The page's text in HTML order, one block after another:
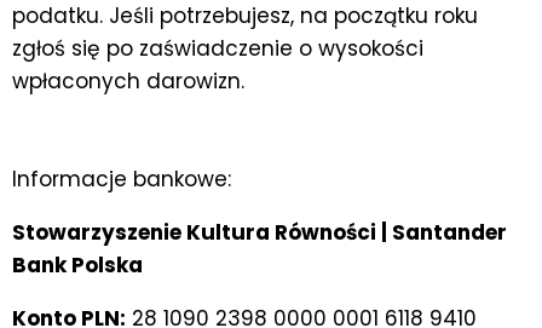
podatku. Jeśli potrzebujesz, na początku roku
zgłoś się po zaświadczenie o wysokości
wpłaconych darowizn.
Informacje bankowe:
Stowarzyszenie Kultura Równości | Santander
Bank Polska
Konto PLN: 28 1090 2398 0000 0001 6118 9410